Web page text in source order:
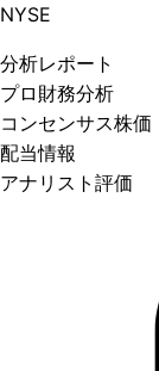
NYSE
分析レポート
プロ 財務分析
コンセンサス株価
配当情報
アナリスト評価